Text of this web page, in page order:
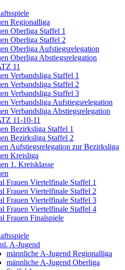
Regionalliga
Oberliga Staffel 1
Oberliga Staffel 2
Oberliga Aufstiegsrelegation
Oberliga Abstiegsrelegation
11
Verbandsliga Staffel 1
Verbandsliga Staffel 2
Verbandsliga Staffel 3
Verbandsliga Aufstiegsrelegation
Verbandsliga Abstiegsrelegation
11-10-11
Bezirksliga Staffel 1
Bezirksliga Staffel 2
Aufstiegsrelegation zur Bezirksliga
Kreisliga
1. Kreisklasse
Frauen Viertelfinale Staffel 1
Frauen Viertelfinale Staffel 2
Frauen Viertelfinale Staffel 3
Frauen Viertelfinale Staffel 4
Frauen Finalspiele
A-Jugend
männliche A-Jugend Regionalliga
männliche A-Jugend Oberliga